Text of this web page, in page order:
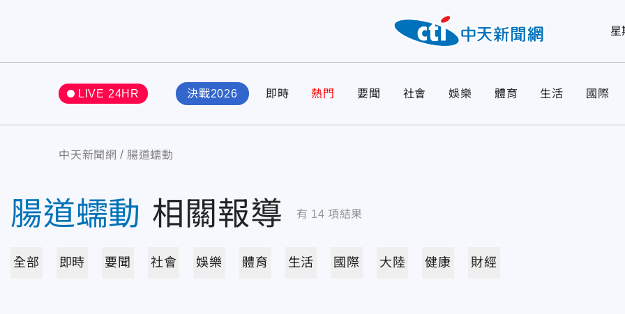
星
LIVE 24HR 決戰2026 即時 熱門 要聞 社會 娛樂 體育 生活 國際
中天新聞網 腸道蠕動
腸道蠕動 相關報導 有 14 項結果
全部 即時 要聞 社會 娛樂 體育 生活 國際 大陸 健康 財經